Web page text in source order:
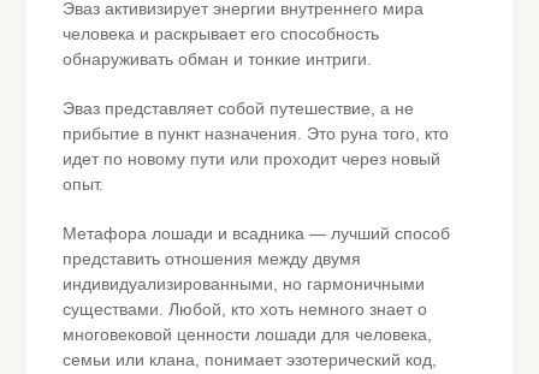
Эваз активизирует энергии внутреннего мира
человека и раскрывает его способность
обнаруживать обман и тонкие интриги.
Эваз представляет собой путешествие, а не
прибытие в пункт назначения. Это руна того, кто
идет по новому пути или проходит через новый
опыт.
Метафора лошади и всадника — лучший способ
представить отношения между двумя
индивидуализированными, но гармоничными
существами. Любой, кто хоть немного знает о
многовековой ценности лошади для человека,
семьи или клана, понимает эзотерический код,